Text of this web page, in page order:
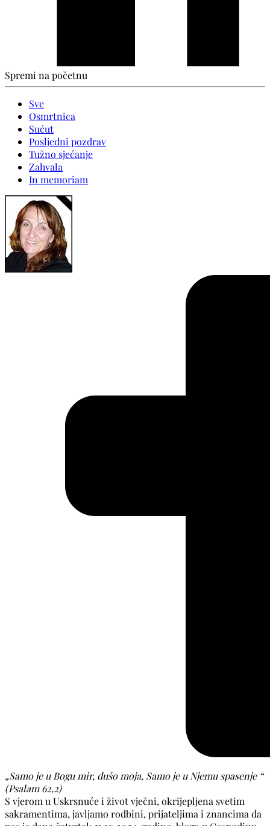
Spremi na početnu
Sve
Osmrtnica
Sućut
Posljedni pozdrav
Tužno sjećanje
Zahvala
In memoriam
„Samo je u Bogu mir, dušo moja, Samo je u Njemu spasenje “
(Psalam 62,2)
S vjerom u Uskrsnuće i život vječni, okrijepljena svetim
sakramentima, javljamo rodbini, prijateljima i znancima da